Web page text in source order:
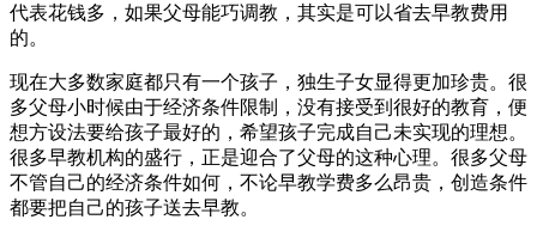
代表花钱多，如果父母能巧调教，其实是可以省去早教费用
的。
现在大多数家庭都只有一个孩子，独生子女显得更加珍贵。很
多父母小时候由于经济条件限制，没有接受到很好的教育，便
想方设法要给孩子最好的，希望孩子完成自己未实现的理想。
很多早教机构的盛行，正是迎合了父母的这种心理。很多父母
不管自己的经济条件如何，不论早教学费多么昂贵，创造条件
都要把自己的孩子送去早教。